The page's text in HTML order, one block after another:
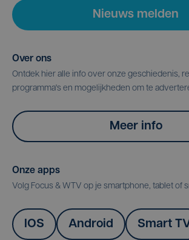
Nieuws melden
Over ons
Ontdek hier alle info over onze geschiedenis,
programma's en mogelijkheden om te
Meer info
Onze apps
Volg Focus & WTV op je smartphone, tablet of
IOS Android Smart